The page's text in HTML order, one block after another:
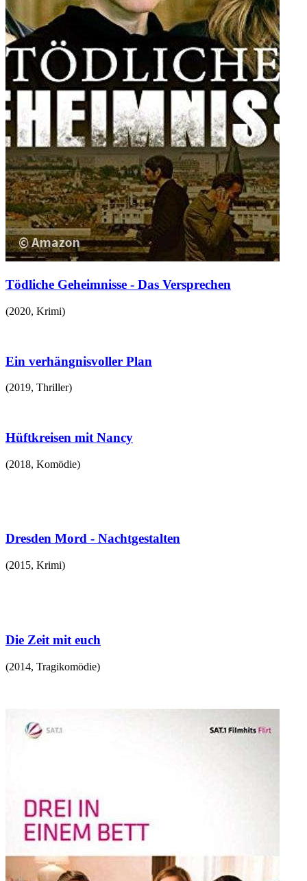
Tödliche Geheimnisse - Das Versprechen
(2020, Krimi)
Ein verhängnisvoller Plan
(2019, Thriller)
Hüftkreisen mit Nancy
(2018, Komödie)
Dresden Mord - Nachtgestalten
(2015, Krimi)
Die Zeit mit euch
(2014, Tragikomödie)